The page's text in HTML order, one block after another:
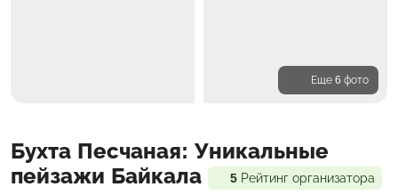
Еще 6 фото
Программа Входит в стоимость Доп. расходы
Бухта Песчаная: Уникальные
пейзажи Байкала
5 Рейтинг организатора